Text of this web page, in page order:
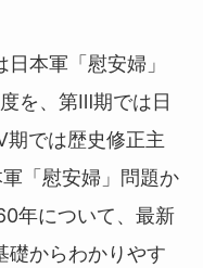
本軍「慰安婦」
を、第Ⅲ期では日
では歴史修正主
「慰安婦」問題か
年について、最新
礎からわかりやす